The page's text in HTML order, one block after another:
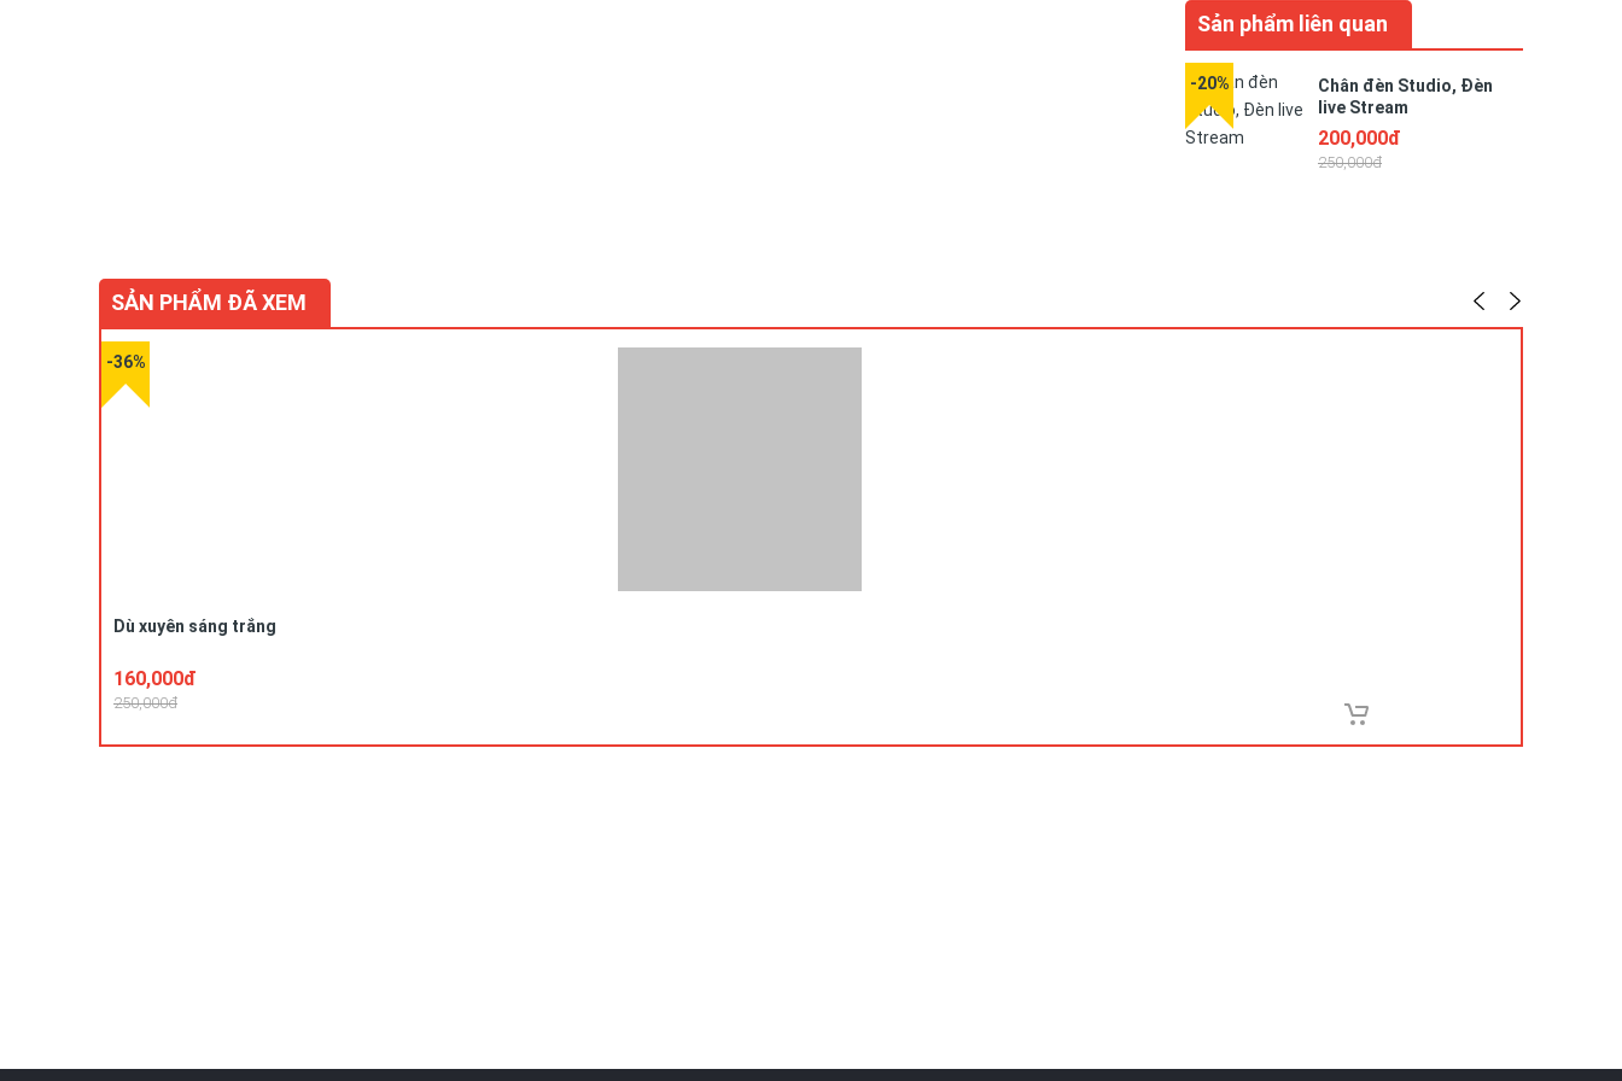
Sản phẩm liên quan
-20%
Chân đèn Studio, Đèn
live Stream
200,000đ
250,000đ
SẢN PHẨM ĐÃ XEM
-36%
Dù xuyên sáng trắng
160,000đ
250,000đ